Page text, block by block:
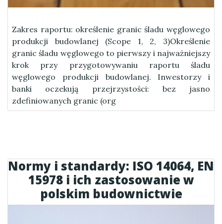
Zakres raportu: określenie granic śladu węglowego
produkcji budowlanej (Scope 1, 2, 3)Określenie
granic śladu węglowego to pierwszy i najważniejszy
krok przy przygotowywaniu raportu śladu
węglowego produkcji budowlanej. Inwestorzy i
banki oczekują przejrzystości: bez jasno
zdefiniowanych granic (org
Normy i standardy: ISO 14064, EN
15978 i ich zastosowanie w
polskim budownictwie